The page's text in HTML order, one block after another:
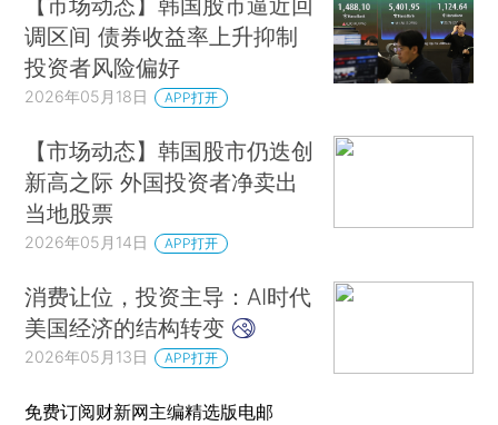
调区间 债券收益率上升抑制
投资者风险偏好
2026年05月18日 APP打开
【市场动态】韩国股市仍迭创
新高之际 外国投资者净卖出
当地股票
2026年05月14日 APP打开
消费让位，投资主导：AI时代
美国经济的结构转变
2026年05月13日 APP打开
免费订阅财新网主编精选版电邮